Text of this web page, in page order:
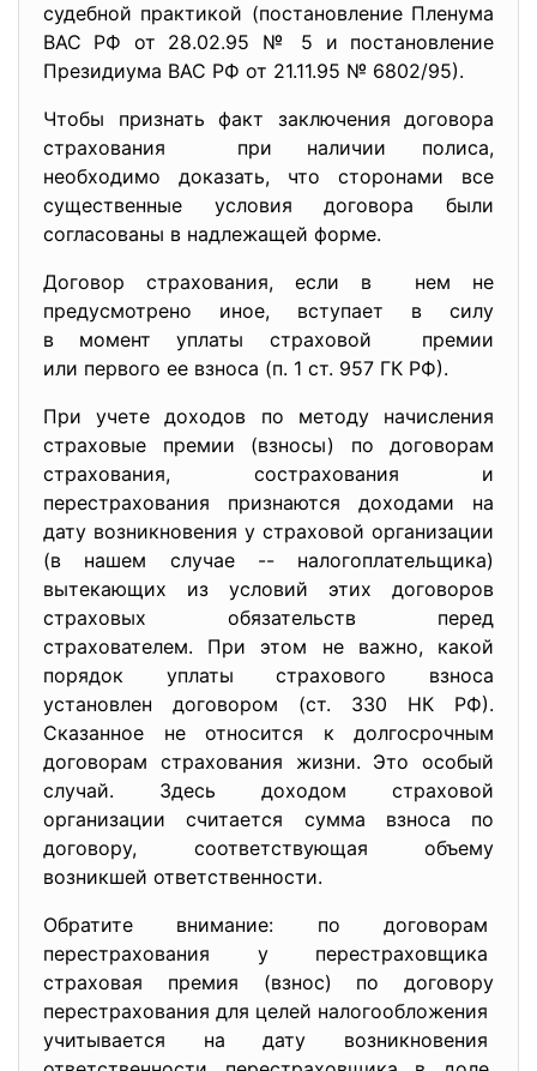
судебной практикой (постановление Пленума
ВАС РФ от 28.02.95 № 5 и постановление
Президиума ВАС РФ от 21.11.95 № 6802/95).
Чтобы признать факт заключения договора
страхования при наличии полиса,
необходимо доказать, что сторонами все
существенные условия договора были
согласованы в надлежащей форме.
Договор страхования, если в нем не
предусмотрено иное, вступает в силу
в момент уплаты страховой премии
или первого ее взноса (п. 1 ст. 957 ГК РФ).
При учете доходов по методу начисления
страховые премии (взносы) по договорам
страхования, сострахования и
перестрахования признаются доходами на
дату возникновения у страховой организации
(в нашем случае -- налогоплательщика)
вытекающих из условий этих договоров
страховых обязательств перед
страхователем. При этом не важно, какой
порядок уплаты страхового взноса
установлен договором (ст. 330 НК РФ).
Сказанное не относится к долгосрочным
договорам страхования жизни. Это особый
случай. Здесь доходом страховой
организации считается сумма взноса по
договору, соответствующая объему
возникшей ответственности.
Обратите внимание: по договорам
перестрахования у перестраховщика
страховая премия (взнос) по договору
перестрахования для целей налогообложения
учитывается на дату возникновения